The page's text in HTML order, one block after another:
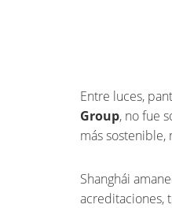
Entre luces,
Group, no fue
más sostenible,
Shanghái
acreditaciones,